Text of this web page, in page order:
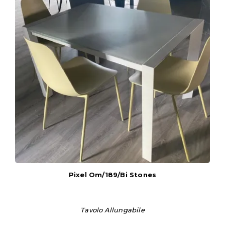
Pixel Om/189/bi Stones
Tavolo Allungabile